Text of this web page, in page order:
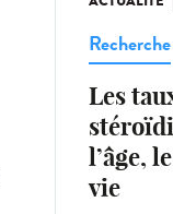
Recherche
Les
l’âge,
vie